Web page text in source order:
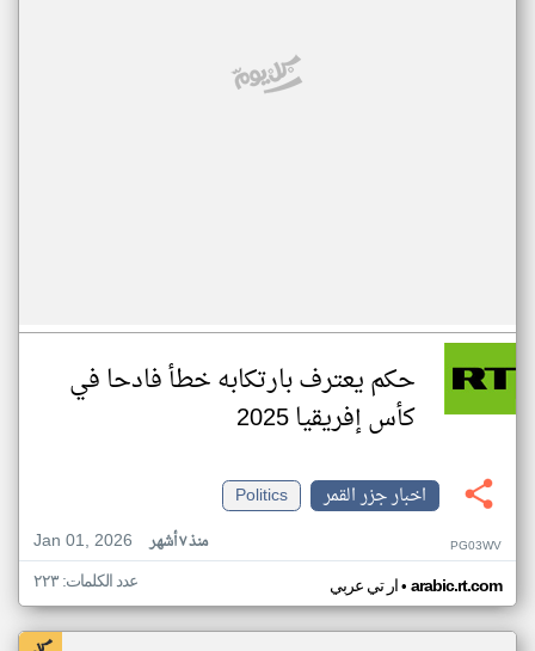
حكم يعترف بارتكابه خطأ فادحا في
كأس إفريقيا 2025
اخبار جزر القمر
Politics
Jan 01, 2026
منذ ٧ أشهر PG03WV
ار تي عربي• arabic.rt.com عدد الكلمات: ٢٢٣